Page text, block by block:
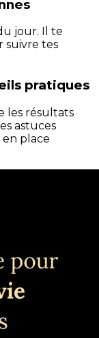
jour. Il te
suivre tes
pratiques
les résultats
astuces
place